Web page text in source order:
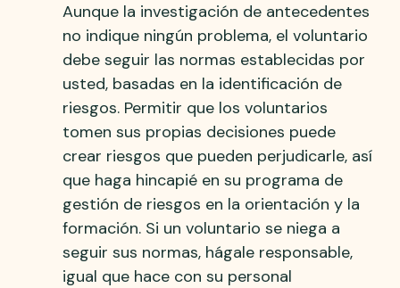
Aunque la investigación de antecedentes
no indique ningún problema, el voluntario
debe seguir las normas establecidas por
usted, basadas en la identificación de
riesgos. Permitir que los voluntarios
tomen sus propias decisiones puede
crear riesgos que pueden perjudicarle, así
que haga hincapié en su programa de
gestión de riesgos en la orientación y la
formación. Si un voluntario se niega a
seguir sus normas, hágale responsable,
igual que hace con su personal